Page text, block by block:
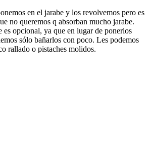
en el jarabe y los revolvemos pero es
no queremos q absorban mucho jarabe.
opcional, ya que en lugar de ponerlos
sólo bañarlos con poco. Les podemos
rallado o pistaches molidos.